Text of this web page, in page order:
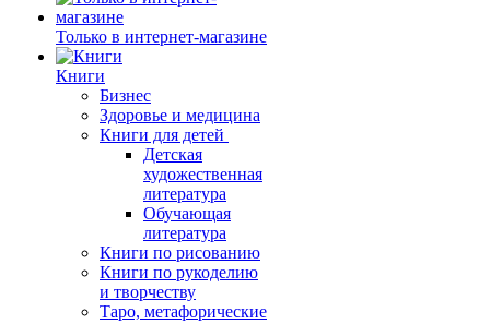
Только в интернет-магазине
Книги
Бизнес
Здоровье и медицина
Книги для детей
Детская
художественная
литература
Обучающая
литература
Книги по рисованию
Книги по рукоделию
и творчеству
Таро, метафорические